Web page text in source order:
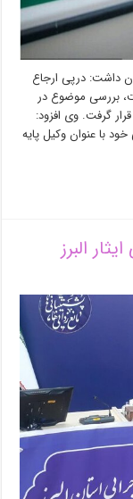
داشت: درپی ارجاع
بررسی موضوع در
قرار گرفت. وی افزود:
با عنوان وکیل پایه
البرز